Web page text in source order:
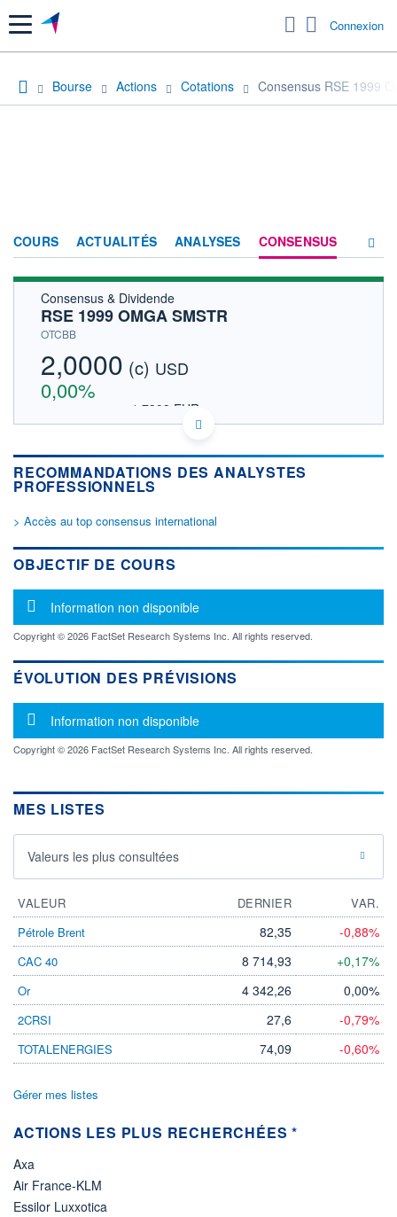
Menu Connexion
Bourse Actions Cotations Consensus RSE 1999
COURS ACTUALITÉS ANALYSES CONSENSUS
Consensus & Dividende
RSE 1999 OMGA SMSTR
OTCBB
2,0000 (c) USD
0,00%
1,7303 EUR
DONNÉES TEMPS DIFFÉRÉ
Politique d'exécution
Cotation sur les autres places
OUVERTURE CLÔTURE VEILLE
0,0000
0
VALORISATION
LIMITE À LA
BAISSE
0,0000
LIMITE À LA
HAUSSE
0,0000
RENDEMENT
ESTIMÉ 2026
- -
01.12.25 / 17:29:21
Non éligible
Boursobank
RECOMMANDATIONS DES ANALYSTES
PROFESSIONNELS
> Accès au top consensus international
OBJECTIF DE COURS
Message d'information
Information non disponible
Copyright © 2026 FactSet Research Systems Inc. All rights reserved.
ÉVOLUTION DES PRÉVISIONS
Message d'information
Information non disponible
Copyright © 2026 FactSet Research Systems Inc. All rights reserved.
MES LISTES
Valeurs les plus consultées
VALEUR DERNIER
VAR.
Pétrole Brent
82,35 -0,88%
CAC 40 8 714,93 +0,17%
Or 4 342,26 0,00%
2CRSI 27,6 -0,79%
TOTALENERGIES 74,09 -0,60%
Gérer mes listes
ACTIONS LES PLUS RECHERCHÉES *
Axa
Air France-KLM
Essilor Luxxotica